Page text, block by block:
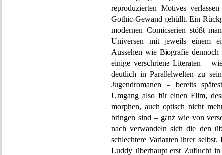
reproduzierten Motives
Gothic-Gewand gehüllt. Ein
modernen Comicserien stößt
Universen mit jeweils einem
Aussehen wie Biografie
einige verschriene Literaten –
deutlich in Parallelwelten zu
Jugendromanen – bereits
Umgang also für einen Film,
morphen, auch optisch nicht
bringen sind – ganz wie von
nach verwandeln sich die den
schlechtere Varianten ihrer
Luddy überhaupt erst Zuflucht